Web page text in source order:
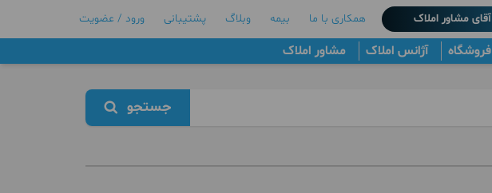
آقای مشاور املاک همکاری با ما بیمه وبلاگ پشتیبانی ورود / عضویت
فروشگاه آژانس املاک مشاور املاک
جستجو